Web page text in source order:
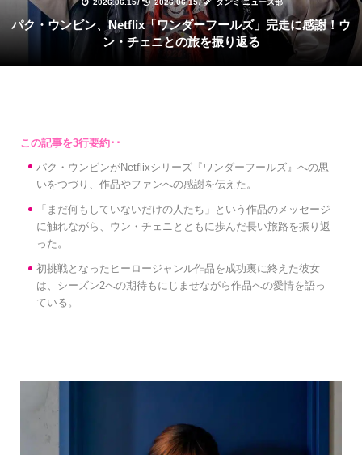
2026.06.15/ 2026.06.15/ ダンミ ニュース部
パク・ウンビン、Netflix「ワンダーフールズ」完走に感謝！ウ
ン・チェニとの旅を振り返る
パク・ウンビンがNetflixシリーズ『ワンダーフールズ』への思
いをつづり、作品やファンへの感謝を伝えた。
「まだ何もしていないだけの人たち」という作品のメッセージ
に触れながら、ウン・チェニとともに歩んだ長い旅路を振り返
った。
初挑戦となったヒーロージャンル作品を成功裏に終えた彼女
は、シーズン2への期待もにじませながら作品への愛情を語っ
ている。